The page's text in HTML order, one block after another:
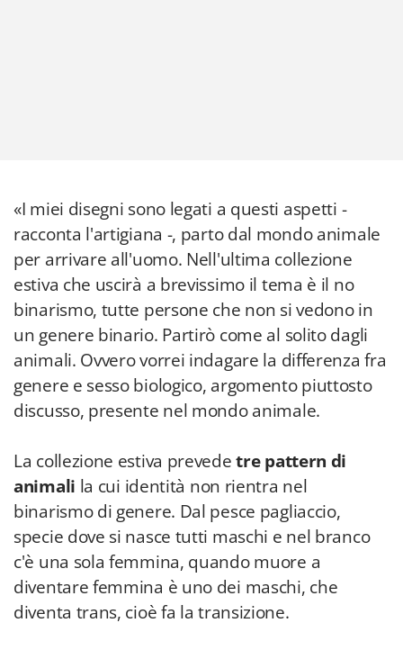
«I miei disegni sono legati a questi aspetti -
racconta l'artigiana -, parto dal mondo animale
per arrivare all'uomo. Nell'ultima collezione
estiva che uscirà a brevissimo il tema è il no
binarismo, tutte persone che non si vedono in
un genere binario. Partirò come al solito dagli
animali. Ovvero vorrei indagare la differenza fra
genere e sesso biologico, argomento piuttosto
discusso, presente nel mondo animale.
La collezione estiva prevedetre pattern di
animali la cui identità non rientra nel
binarismo di genere. Dal pesce pagliaccio,
specie dove si nasce tutti maschi e nel branco
c'è una sola femmina, quando muore a
diventare femmina è uno dei maschi, che
diventa trans, cioè fa la transizione.